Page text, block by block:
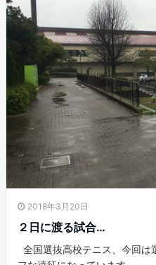
2018年3月20日
２日に渡る試合…
全国選抜高校テニス、今回は